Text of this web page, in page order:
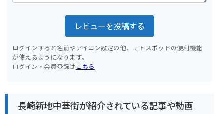
レビューを投稿する
ログインすると名前やアイコン設定の他、モトスポットの便利機能
が使えるようになります。
ログイン・会員登録はこちら
長崎新地中華街が紹介されている記事や動画